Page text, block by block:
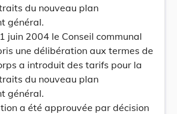
du nouveau plan
général.
juin 2004 le Conseil communal
une délibération aux termes de
a introduit des tarifs pour la
du nouveau plan
général.
a été approuvée par décision